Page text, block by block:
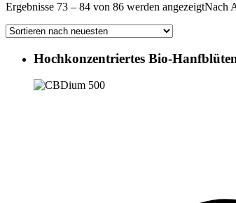
Ergebnisse 73 – 84 von 86 werden angezeigtNach
Hochkonzentriertes Bio-